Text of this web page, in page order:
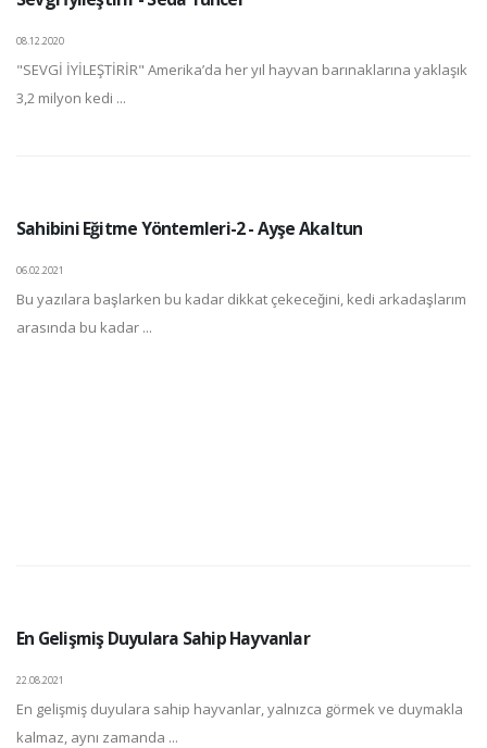
08.12.2020
"SEVGİ İYİLEŞTİRİR" Amerika’da her yıl hayvan barınaklarına yaklaşık
3,2 milyon kedi ...
Sahibini Eğitme Yöntemleri-2 - Ayşe Akaltun
06.02.2021
Bu yazılara başlarken bu kadar dikkat çekeceğini, kedi arkadaşlarım
arasında bu kadar ...
En Gelişmiş Duyulara Sahip Hayvanlar
22.08.2021
En gelişmiş duyulara sahip hayvanlar, yalnızca görmek ve duymakla
kalmaz, aynı zamanda ...